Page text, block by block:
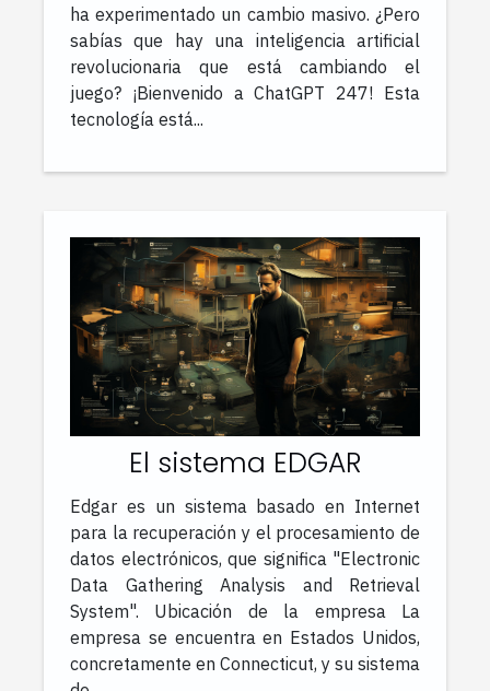
ha experimentado un cambio masivo. ¿Pero
sabías que hay una inteligencia artificial
revolucionaria que está cambiando el
juego? ¡Bienvenido a ChatGPT 247! Esta
tecnología está...
El sistema EDGAR
Edgar es un sistema basado en Internet
para la recuperación y el procesamiento de
datos electrónicos, que significa "Electronic
Data Gathering Analysis and Retrieval
System". Ubicación de la empresa La
empresa se encuentra en Estados Unidos,
concretamente en Connecticut, y su sistema